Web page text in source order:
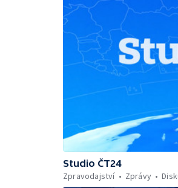
Studio ČT24
Zpravodajství
Zprávy